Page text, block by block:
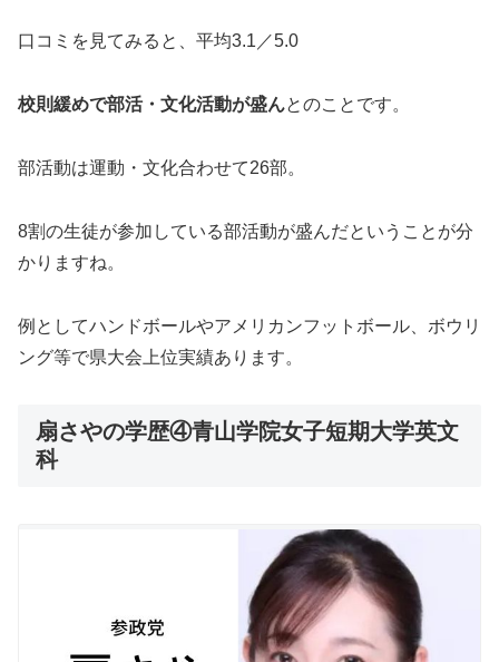
口コミを見てみると、平均3.1／5.0
校則緩めで部活・文化活動が盛んとのことです。
部活動は運動・文化合わせて26部。
8割の生徒が参加している部活動が盛んだということが分
かりますね。
例としてハンドボールやアメリカンフットボール、ボウリ
ング等で県大会上位実績あります。
扇さやの学歴④青山学院女子短期大学英文
科